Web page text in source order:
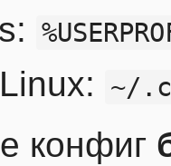
~/
конфиг